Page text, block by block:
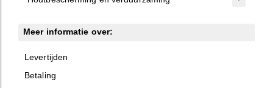
Meer informatie over:
Levertijden
Betaling